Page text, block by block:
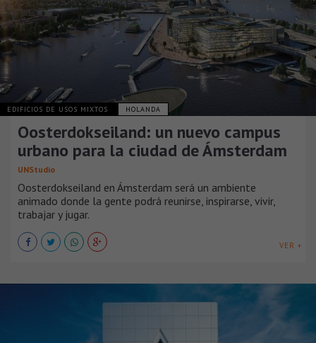
EDIFICIOS DE USOS MIXTOS HOLANDA
Oosterdokseiland: un nuevo campus
urbano para la ciudad de Ámsterdam
UNStudio
Oosterdokseiland en Ámsterdam será un ambiente
animado donde la gente podrá reunirse, inspirarse, vivir,
trabajar y jugar.
VER +